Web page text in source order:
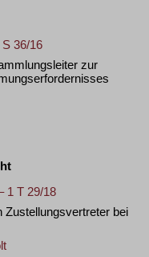
36/16
zur
1 T 29/18
Zustellungsvertreter bei